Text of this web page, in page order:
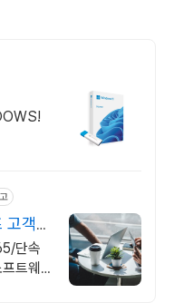
객과
단속
트웨